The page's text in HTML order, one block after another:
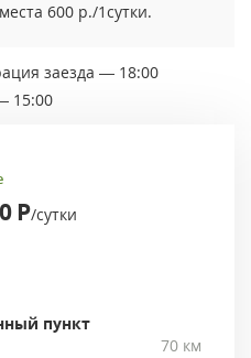
600 р./1сутки.
заезда — 18:00
15:00
Р/сутки
пункт
70 км